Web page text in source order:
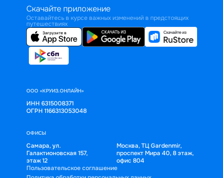
Скачайте приложение
Оставайтесь в курсе важных изменений в предстоящих
путешествиях
ООО «КРУИЗ.ОНЛАЙН»
ИНН 6315008371
ОГРН 1166313053048
ОФИСЫ
Самара, ул.
Галактионовская 157,
этаж 12
Москва, ТЦ Gardenmir,
проспект Мира 40, 8 этаж,
офис 804
Пользовательское соглашение